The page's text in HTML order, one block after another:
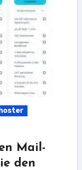
hoster
Mail-
den